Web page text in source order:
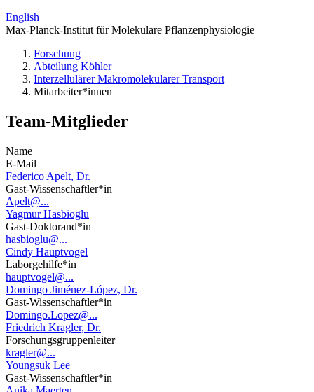
English
Max-Planck-Institut für Molekulare Pflanzenphysiologie
Forschung
Abteilung Köhler
Interzellulärer Makromolekularer Transport
Mitarbeiter*innen
Team-Mitglieder
Name
E-Mail
Federico Apelt, Dr.
Gast-Wissenschaftler*in
Apelt@...
Yagmur Hasbioglu
Gast-Doktorand*in
hasbioglu@...
Cindy Hauptvogel
Laborgehilfe*in
hauptvogel@...
Domingo Jiménez-López, Dr.
Gast-Wissenschaftler*in
Domingo.Lopez@...
Friedrich Kragler, Dr.
Forschungsgruppenleiter
kragler@...
Youngsuk Lee
Gast-Wissenschaftler*in